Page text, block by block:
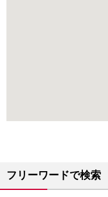
フリーワードで検索